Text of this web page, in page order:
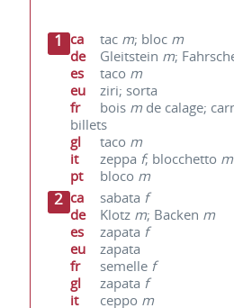
1 ca tac m; bloc m
de
Gleitstein m;
es
taco m
eu
ziri; sorta
fr
bois mde calage;
billets
gl
taco m
it
zeppa f; blocchetto m
pt
bloco m
2 ca sabata f
de
Klotz m; Backen m
es
zapata f
eu
zapata
fr
semelle f
gl
zapata f
it
ceppo m